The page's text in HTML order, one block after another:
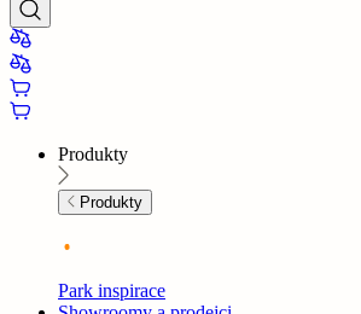
Produkty
Produkty
Park inspirace